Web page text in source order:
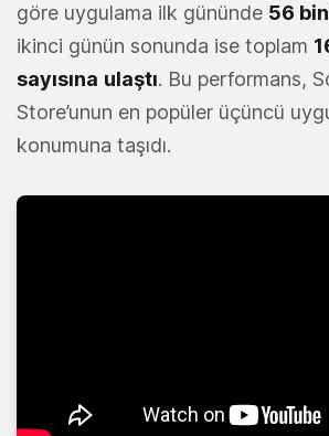
göre uygulama ilk gününde 56
ikinci günün sonunda ise toplam
sayısına ulaştı. Bu performans,
Store’unun en popüler üçüncü
konumuna taşıdı.